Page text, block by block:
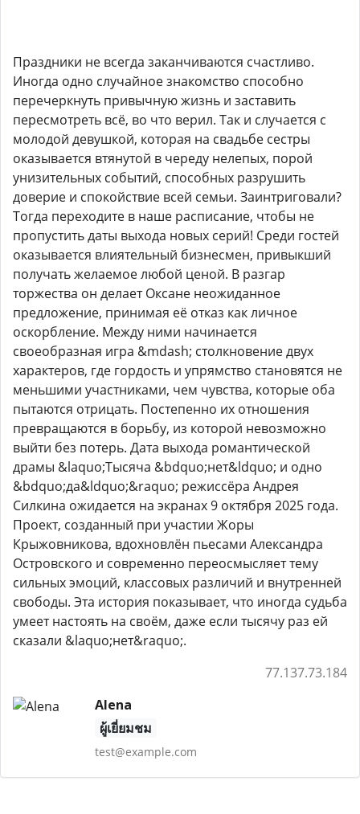
Праздники не всегда заканчиваются счастливо.
Иногда одно случайное знакомство способно
перечеркнуть привычную жизнь и заставить
пересмотреть всё, во что верил. Так и случается с
молодой девушкой, которая на свадьбе сестры
оказывается втянутой в череду нелепых, порой
унизительных событий, способных разрушить
доверие и спокойствие всей семьи. Заинтриговали?
Тогда переходите в наше расписание, чтобы не
пропустить даты выхода новых серий! Среди гостей
оказывается влиятельный бизнесмен, привыкший
получать желаемое любой ценой. В разгар
торжества он делает Оксане неожиданное
предложение, принимая её отказ как личное
оскорбление. Между ними начинается
своеобразная игра &mdash; столкновение двух
характеров, где гордость и упрямство становятся не
меньшими участниками, чем чувства, которые оба
пытаются отрицать. Постепенно их отношения
превращаются в борьбу, из которой невозможно
выйти без потерь. Дата выхода романтической
драмы &laquo;Тысяча &bdquo;нет&ldquo; и одно
&bdquo;да&ldquo;&raquo; режиссёра Андрея
Силкина ожидается на экранах 9 октября 2025 года.
Проект, созданный при участии Жоры
Крыжовникова, вдохновлён пьесами Александра
Островского и современно переосмысляет тему
сильных эмоций, классовых различий и внутренней
свободы. Эта история показывает, что иногда судьба
умеет настоять на своём, даже если тысячу раз ей
сказали &laquo;нет&raquo;.
77.137.73.184
Alena
ผู้เยี่ยมชม
test@example.com